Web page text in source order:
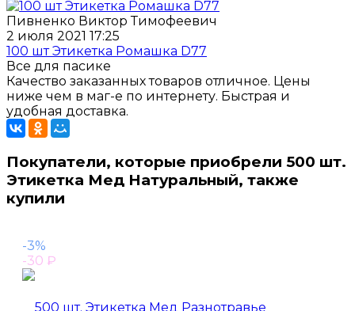
Пивненко Виктор Тимофеевич
2 июля 2021 17:25
100 шт Этикетка Ромашка D77
Все для пасике
Качество заказанных товаров отличное. Цены
ниже чем в маг-е по интернету. Быстрая и
удобная доставка.
Покупатели, которые приобрели 500 шт.
Этикетка Мед Натуральный, также
купили
-3%
-30 ₽